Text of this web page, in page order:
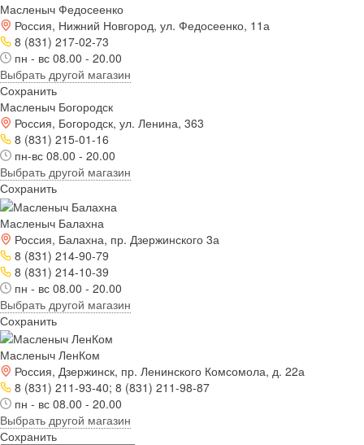
Масленыч Федосеенко
Россия, Нижний Новгород, ул. Федосеенко, 11а
8 (831) 217-02-73
пн - вс 08.00 - 20.00
Выбрать другой магазин
Сохранить
Масленыч Богородск
Россия, Богородск, ул. Ленина, 363
8 (831) 215-01-16
пн-вс 08.00 - 20.00
Выбрать другой магазин
Сохранить
Масленыч Балахна
Россия, Балахна, пр. Дзержинского 3а
8 (831) 214-90-79
8 (831) 214-10-39
пн - вс 08.00 - 20.00
Выбрать другой магазин
Сохранить
Масленыч ЛенКом
Россия, Дзержинск, пр. Ленинского Комсомола, д. 22а
8 (831) 211-93-40; 8 (831) 211-98-87
пн - вс 08.00 - 20.00
Выбрать другой магазин
Сохранить